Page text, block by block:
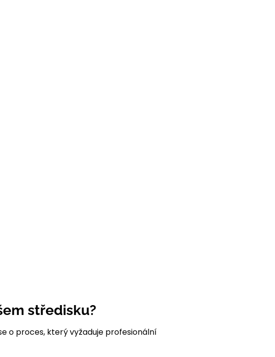
středisku?
o proces, který vyžaduje profesionální